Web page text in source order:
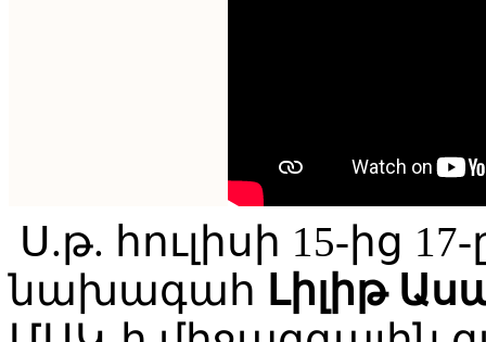
Ս.թ. հուլիսի 15-ից
նախագահ Լիլիթ